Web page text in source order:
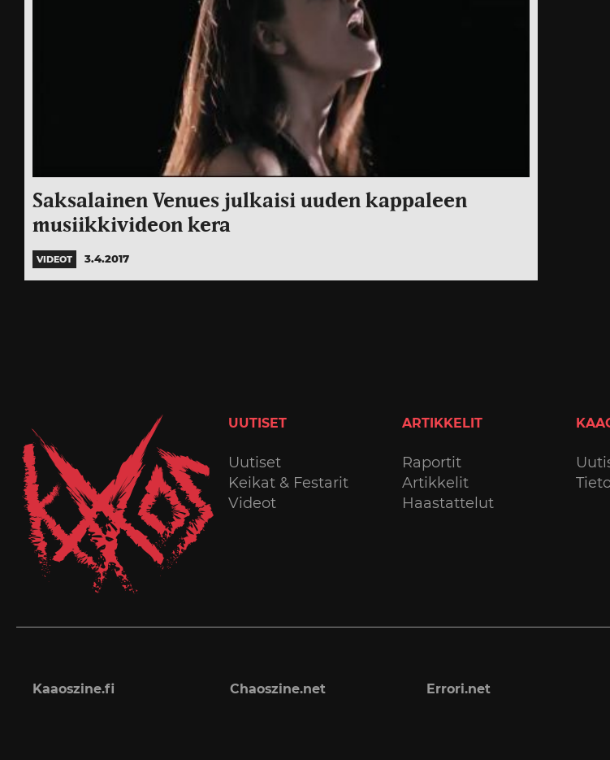
Saksalainen Venues julkaisi uuden kappaleen
musiikkivideon kera
VIDEOT 3.4.2017
UUTISET
Uutiset
Keikat & Festarit
Videot
ARTIKKELIT
Raportit
Artikkelit
Haastattelut
Kaaoszine.fi Chaoszine.net Errori.net